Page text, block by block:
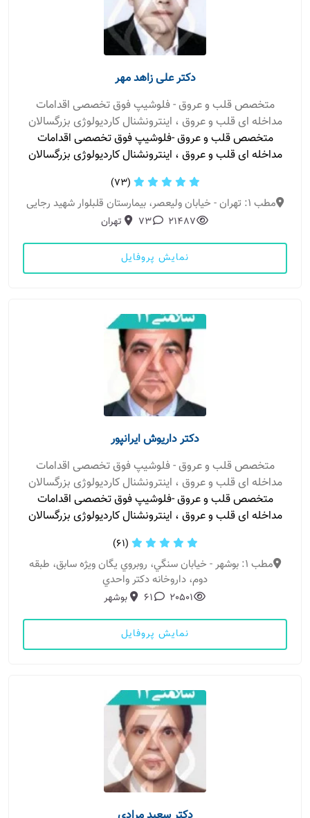
دکتر علی زاهد مهر
متخصص قلب و عروق - فلوشیپ فوق تخصصی اقدامات
مداخله ای قلب و عروق ، اینترونشنال کاردیولوژی بزرگسالان
متخصص قلب و عروق -فلوشیپ فوق تخصصی اقدامات
مداخله ای قلب و عروق ، اینترونشنال کاردیولوژی بزرگسالان
(73)
مطب 1: تهران - خیابان ولیعصر، بیمارستان قلبلوار شهید رجایی
21487
73 تهران
نمایش پروفایل
دکتر داریوش ایرانپور
متخصص قلب و عروق - فلوشیپ فوق تخصصی اقدامات
مداخله ای قلب و عروق ، اینترونشنال کاردیولوژی بزرگسالان
متخصص قلب و عروق -فلوشیپ فوق تخصصی اقدامات
مداخله ای قلب و عروق ، اینترونشنال کاردیولوژی بزرگسالان
(61)
مطب 1: بوشهر - خيابان سنگي، روبروي يگان ويژه سابق، طبقه
دوم، داروخانه دكتر واحدي
20501
61 بوشهر
نمایش پروفایل